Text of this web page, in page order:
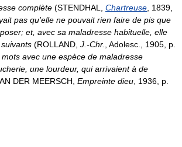
complète (STENDHAL, Chartreuse , 1839,
pas qu'elle ne pouvait rien faire de pis que
et, avec sa maladresse habituelle, elle
(ROLLAND, J.-Chr.
, Adolesc., 1905, p.
avec une espèce de maladresse
une lourdeur, qui arrivaient à de
DER MEERSCH, Empreinte dieu , 1936, p.